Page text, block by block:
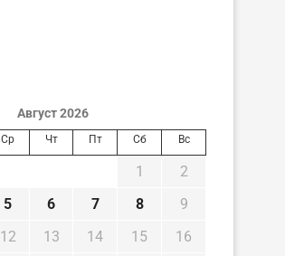
Август 2026
Ср Чт Пт Сб Вс
1
2
5 6 7 8
9
12 13 14 15
16